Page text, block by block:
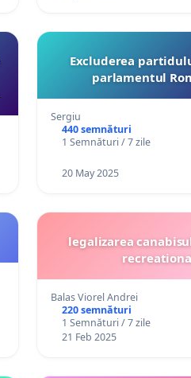
Excluderea
parlamentul
Sergiu
440 semnături
1 Semnături / 7 zile
20 May 2025
legalizarea
Balas Viorel Andrei
220 semnături
1 Semnături / 7 zile
21 Feb 2025